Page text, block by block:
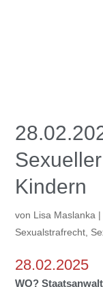
Kindern
von Lisa Maslanka |
Sexualstrafrecht
28.02.2025
WO?